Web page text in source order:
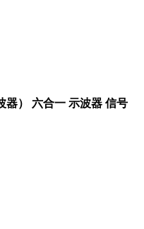
器）​​ 六合一 示波器 信号